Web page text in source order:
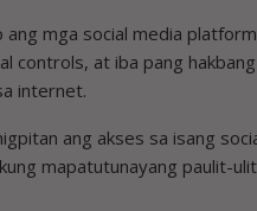
ang mga social media
controls, at iba pang
internet.
ang akses sa isang
mapatutunayang paulit-